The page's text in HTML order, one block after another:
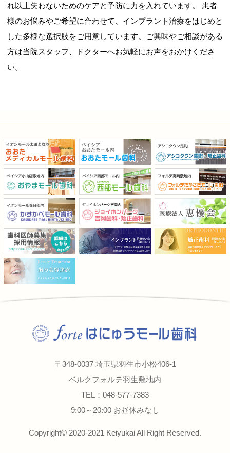
れ以上失わないためのケアと予防に力を入れています。
患者
様のお悩みやご希望に合わせて、インプラント治療をはじめと
した多様な選択肢をご用意しています。ご興味やご相談がある
方は当院スタッフ、ドクターへお気軽にお声をおかけくださ
い。
〒348-0037 埼玉県羽生市小松406-1
ベルクフォルテ羽生敷地内
TEL：048-577-7383
9:00～20:00 お昼休みなし
Copyright© 2020-2021 Keiyukai All Right Reserved.